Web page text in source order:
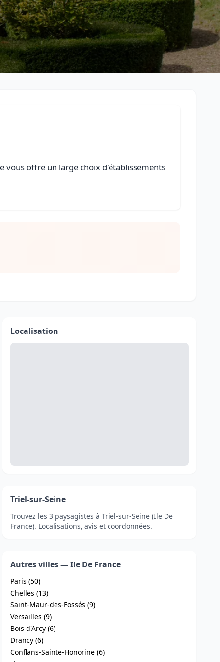
vous offre un large choix d'établissements
Localisation
Triel-sur-Seine
Trouvez les 3 paysagistes à Triel-sur-Seine (Ile De
France). Localisations, avis et coordonnées.
Autres villes — Ile De France
Paris (50)
Chelles (13)
Saint-Maur-des-Fossés (9)
Versailles (9)
Bois d'Arcy (6)
Drancy (6)
Conflans-Sainte-Honorine (6)